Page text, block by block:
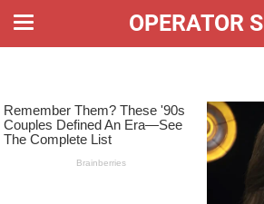
OPERATOR